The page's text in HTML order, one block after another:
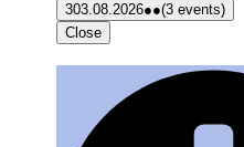
303.08.2026●●(3 events)
Close